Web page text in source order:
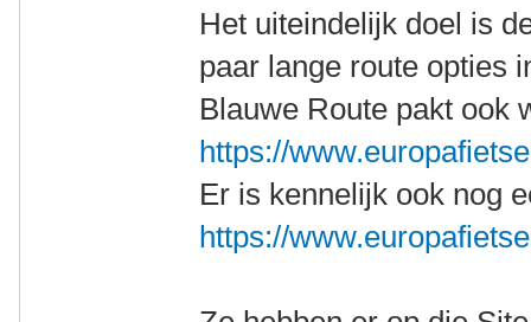
Het uiteindelijk doel is
paar lange route opties
Blauwe Route pakt ook
https://
Er is kennelijk ook nog
https://